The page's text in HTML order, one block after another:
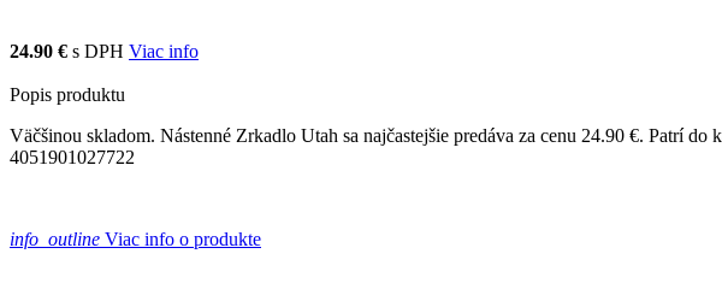
24.90 € s DPH Viac info
Popis produktu
Väčšinou skladom. Nástenné Zrkadlo Utah sa najčastejšie predáva za cenu 24.90 €. Patrí
4051901027722
info_outline Viac info o produkte